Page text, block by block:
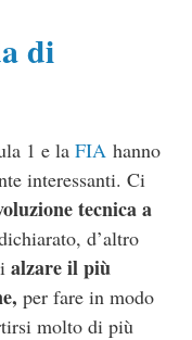
di
1 e la FIA hanno
interessanti. Ci
tecnica a
d’altro
alzare il più
per fare in modo
molto di più